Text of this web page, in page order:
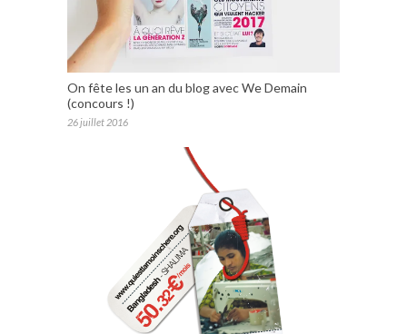
On fête les un an du blog avec We Demain
(concours !)
26 juillet 2016